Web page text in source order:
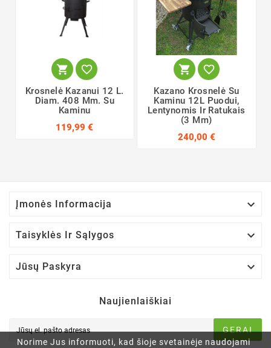
Norime Jus informuoti, kad šioje svetainėje naudojami
 
Krosnelė Kazanui 12 L.
Diam. 408 Mm. Su
Kaminu
119,99 €
 
Kazano Krosnelė Su
Kaminu 12L Puodui,
Lentynomis Ir Ratukais
(3 Mm)
240,00 €
Įmonės Informacija 
Taisyklės Ir Sąlygos 
Jūsų Paskyra 
Naujienlaiškiai
GERAI